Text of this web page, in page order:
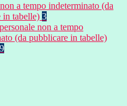
a tempo indeterminato (da
in tabelle) 3
non a tempo
(da pubblicare in tabelle)
9